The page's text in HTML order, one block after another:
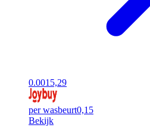
0.0015,29
per wasbeurt0,15
Bekijk